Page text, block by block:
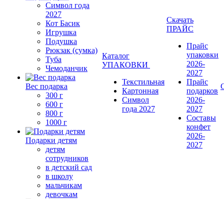
Символ года
2027
Кот Басик
Игрушка
Подушка
Рюкзак (сумка)
Туба
Чемоданчик
Вес подарка
300 г
600 г
800 г
1000 г
Подарки детям
детям
сотрудников
в детский сад
в школу
мальчикам
девочкам
Каталог
УПАКОВКИ
Текстильная
Картонная
Символ
года 2027
Скачать
ПРАЙС
Прайс
упаковки
2026-
2027
Прайс
подарков
2026-
2027
Составы
конфет
2026-
2027